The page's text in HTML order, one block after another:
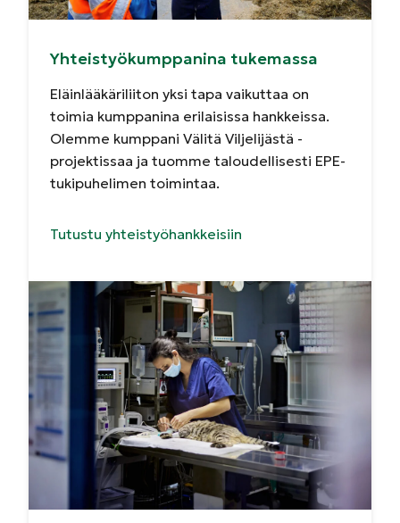
Yhteistyökumppanina tukemassa
Eläinlääkäriliiton yksi tapa vaikuttaa on
toimia kumppanina erilaisissa hankkeissa.
Olemme kumppani Välitä Viljelijästä -
projektissaa ja tuomme taloudellisesti EPE-
tukipuhelimen toimintaa.
Tutustu yhteistyöhankkeisiin